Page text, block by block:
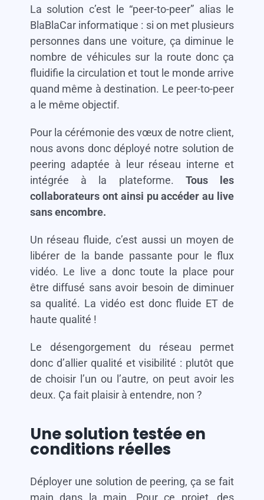
La solution c’est le “peer-to-peer” alias le
BlaBlaCar informatique : si on met plusieurs
personnes dans une voiture, ça diminue le
nombre de véhicules sur la route donc ça
fluidifie la circulation et tout le monde arrive
quand même à destination. Le peer-to-peer
a le même objectif.
Pour la cérémonie des vœux de notre client,
nous avons donc déployé notre solution de
peering adaptée à leur réseau interne et
intégrée à la plateforme.Tous les
collaborateurs ont ainsi pu accéder au live
sans encombre.
Un réseau fluide, c’est aussi un moyen de
libérer de la bande passante pour le flux
vidéo. Le live a donc toute la place pour
être diffusé sans avoir besoin de diminuer
sa qualité. La vidéo est donc fluide ET de
haute qualité !
Le désengorgement du réseau permet
donc d’allier qualité et visibilité : plutôt que
de choisir l’un ou l’autre, on peut avoir les
deux. Ça fait plaisir à entendre, non ?
Une solution testée en
conditions réelles
Déployer une solution de peering, ça se fait
main dans la main. Pour ce projet, des